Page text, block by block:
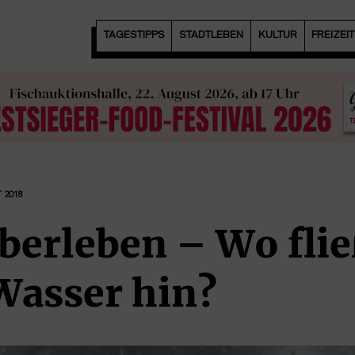
TAGESTIPPS STADTLEBEN KULTUR
2018
– Wo
hin?